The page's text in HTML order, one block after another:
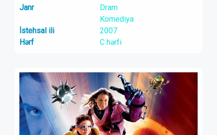
Janr
Dram
Komediya
İstehsal ili
2007
Hərf
C hərfi